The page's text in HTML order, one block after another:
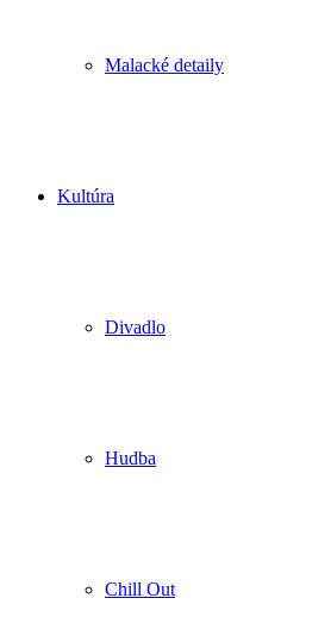
Malacké detaily
Kultúra
Divadlo
Hudba
Chill Out